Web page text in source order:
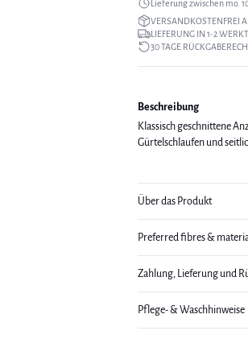
Lieferung zwischen mo.
VERSANDKOSTENFREI
LIEFERUNG IN 1-2
30 TAGE
Beschreibung
Klassisch geschnittene
Gürtelschlaufen und
Über das Produkt
Preferred fibres &
Zahlung, Lieferung und
Pflege- & Waschhinweise